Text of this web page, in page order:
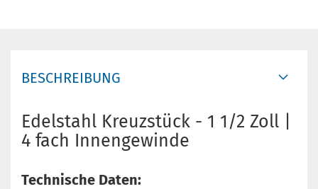
BESCHREIBUNG
Edelstahl Kreuzstück - 1 1/2 Zoll |
4 fach Innengewinde
Technische Daten: